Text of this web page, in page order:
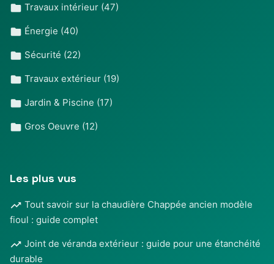
Travaux intérieur (47)
Énergie (40)
Sécurité (22)
Travaux extérieur (19)
Jardin & Piscine (17)
Gros Oeuvre (12)
Les plus vus
Tout savoir sur la chaudière Chappée ancien modèle
fioul : guide complet
Joint de véranda extérieur : guide pour une étanchéité
durable